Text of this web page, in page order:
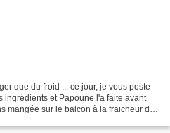
que du froid ... ce jour, je vous poste
ingrédients et Papoune l'a faite avant
mangée sur le balcon à la fraicheur du